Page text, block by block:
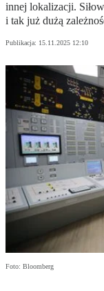
innej lokalizacji.
i tak już dużą
Publikacja: 15.11.2025 12:10
Foto: Bloomberg